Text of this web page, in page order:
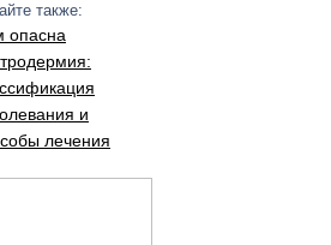
также:
опасна
и
лечения